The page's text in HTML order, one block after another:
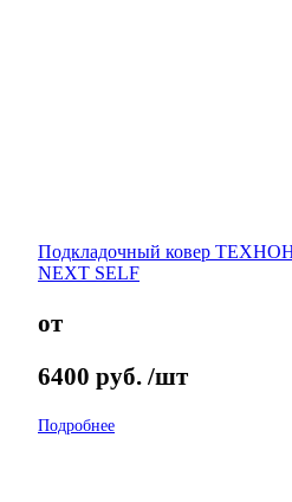
Подкладочный ковер
NEXT SELF
от
6400 руб. /шт
Подробнее